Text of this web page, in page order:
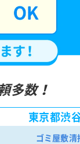
多数！
東京都渋
ゴミ屋敷清